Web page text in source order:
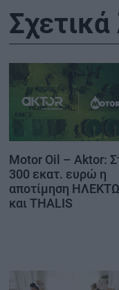
Motor Oil – Aktor:
300 εκατ. ευρώ η
αποτίμηση
και THALIS